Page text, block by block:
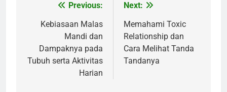
Navigasi
pos
Previous:
Kebiasaan Malas
Mandi dan
Dampaknya pada
Tubuh serta Aktivitas
Harian
Next:
Memahami Toxic
Relationship dan
Cara Melihat Tanda
Tandanya